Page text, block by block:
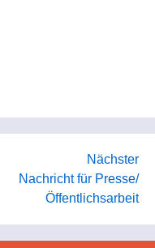
Nächster
Nachricht für Presse/
Öffentlichsarbeit